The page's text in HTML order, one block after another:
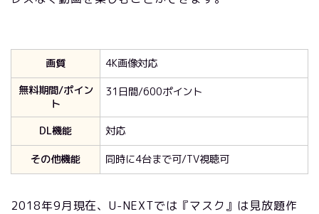
画質
4K画像対応
無料期間/ポイン
ト
31日間/600ポイント
DL機能
対応
その他機能
同時に4台まで可/TV視聴可
2018年9月現在、U-NEXTでは『マスク』は見放題作